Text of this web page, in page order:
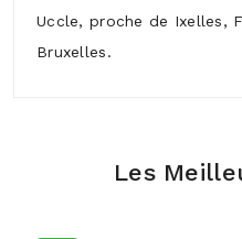
Uccle, proche de Ixelles,
Bruxelles.
Les